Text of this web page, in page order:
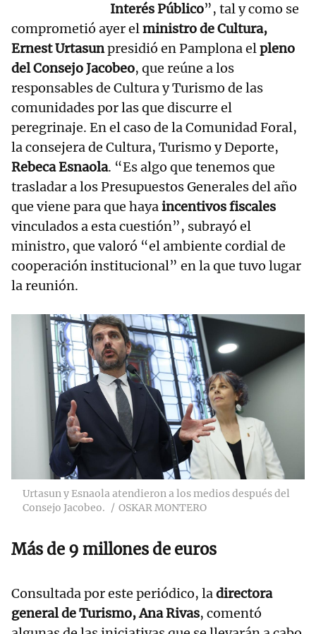
Interés Público”, tal y como se
comprometió ayer elministro de Cultura,
Ernest Urtasunpresidió en Pamplona elpleno
del Consejo Jacobeo, que reúne a los
responsables de Cultura y Turismo de las
comunidades por las que discurre el
peregrinaje. En el caso de la Comunidad Foral,
la consejera de Cultura, Turismo y Deporte,
Rebeca Esnaola. “Es algo que tenemos que
trasladar a los Presupuestos Generales del año
que viene para que hayaincentivos fiscales
vinculados a esta cuestión”, subrayó el
ministro, que valoró “el ambiente cordial de
cooperación institucional” en la que tuvo lugar
la reunión.
Urtasun y Esnaola atendieron a los medios después del
Consejo Jacobeo.
OSKAR MONTERO
Más de 9 millones de euros
Consultada por este periódico, ladirectora
general de Turismo, Ana Rivas, comentó